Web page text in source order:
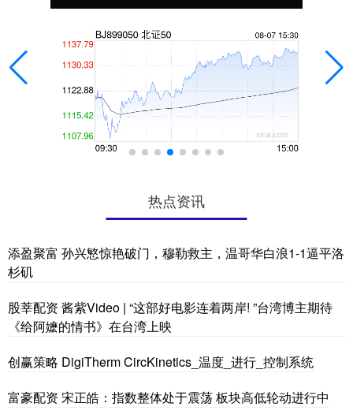
热点资讯
添盈聚富 孙兴慜惊艳破门，穆勒救主，温哥华白浪1-1逼平洛
杉矶
股莘配资 酱紫Video | “这部好电影连着两岸! ”台湾博主期待
《给阿嬷的情书》在台湾上映
创赢策略 DigiTherm CircKinetics_温度_进行_控制系统
富豪配资 宋正皓：指数整体处于震荡 板块高低轮动进行中